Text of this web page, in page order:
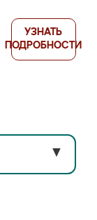
УЗНАТЬ
ПОДРОБНОСТИ
▼